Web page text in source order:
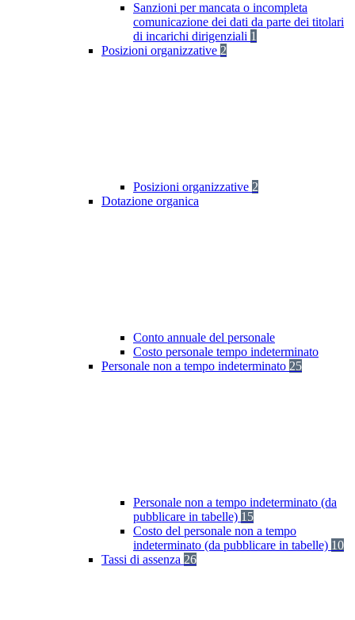
Sanzioni per mancata o incompleta
comunicazione dei dati da parte dei titolari
di incarichi dirigenziali 1
Posizioni organizzative 2
Posizioni organizzative 2
Dotazione organica
Conto annuale del personale
Costo personale tempo indeterminato
Personale non a tempo indeterminato 25
Personale non a tempo indeterminato (da
pubblicare in tabelle) 15
Costo del personale non a tempo
indeterminato (da pubblicare in tabelle) 10
Tassi di assenza 26